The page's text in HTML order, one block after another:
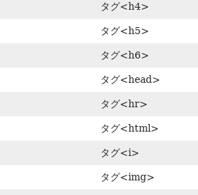
タグ<h4>
タグ<h5>
タグ<h6>
タグ<head>
タグ<hr>
タグ<html>
タグ<i>
タグ<img>